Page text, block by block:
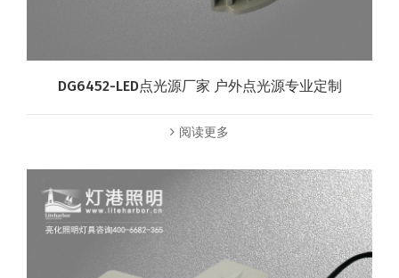
DG6452-LED点光源厂家 户外点光源专业定制
阅读更多